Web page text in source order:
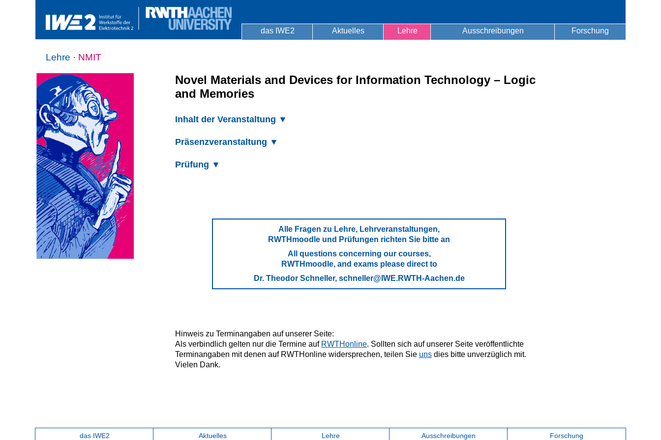
das IWE2 Aktuelles Lehre Ausschreibungen Forschung
Lehre · NMIT
Novel Materials and Devices for Information Technology – Logic
and Memories
Inhalt der Veranstaltung ▼
Präsenzveranstaltung ▼
Prüfung ▼
Alle Fragen zu Lehre, Lehrveranstaltungen,
RWTHmoodle und Prüfungen richten Sie bitte an
All questions concerning our courses,
RWTHmoodle, and exams please direct to
Dr. Theodor Schneller, schneller@IWE.RWTH-Aachen.de
Hinweis zu Terminangaben auf unserer Seite:
Als verbindlich gelten nur die Termine auf RWTHonline. Sollten sich auf unserer Seite veröffentlichte
Terminangaben mit denen auf RWTHonline widersprechen, teilen Sie uns dies bitte unverzüglich mit.
Vielen Dank.
das IWE2 Aktuelles Lehre Ausschreibungen Forschung